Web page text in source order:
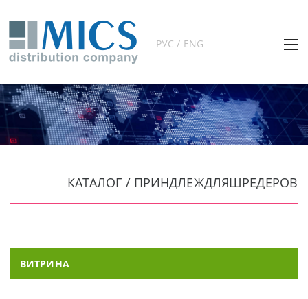
РУС / ENG
КАТАЛОГ / ПРИНДЛЕЖДЛЯШРЕДЕРОВ
ВИТРИНА